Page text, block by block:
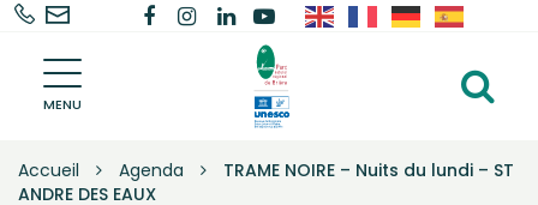
Gestion des traceurs
02
91
68
Nous
Lien
Facebook
Lien
compte
Instagram
Lien
vers
compte
Linkedin
Lien
la
chaîne
Youtube
MENU
Parc
naturel
régional
de
Brière la
Accueil Agenda
TRAME NOIRE – Nuits du lundi – ST
ANDRE DES EAUX